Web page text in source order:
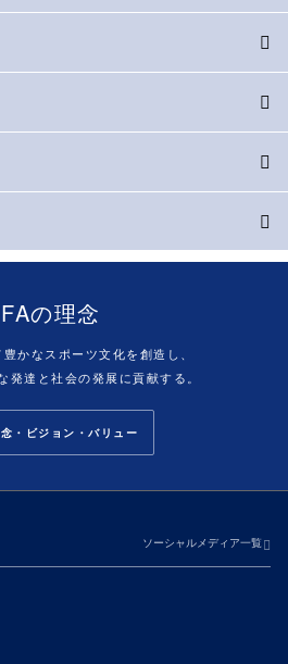
の理念
かなスポーツ文化を創造し、
発達と社会の発展に貢献する。
・ビジョン・バリュー
ソーシャルメディア一覧